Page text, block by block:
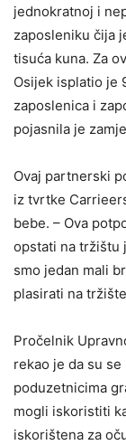
jednokratnoj i
zaposleniku čija
tisuća kuna. Za
Osijek isplatio je
zaposlenica i
pojasnila je
Ovaj partnerski
iz tvrtke
bebe. – Ova
opstati na tržištu
smo jedan mali
plasirati na
Pročelnik
rekao je da su
poduzetnicima
mogli iskoristiti
iskorištena za